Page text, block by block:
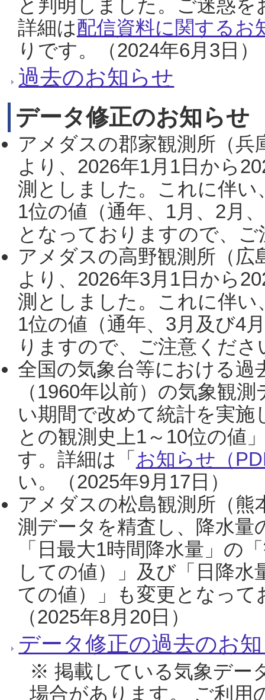
と判明しました。ご迷惑
詳細は配信資料に関するお
りです。（2024年6月3日）
過去のお知らせ
データ修正のお知らせ
アメダスの郡家観測所（
より、2026年1月1日から
測としました。これに伴い
1位の値（通年、1月、2月
となっておりますので、
アメダスの高野観測所（
より、2026年3月1日から
測としました。これに伴い
1位の値（通年、3月及び4
りますので、ご注意くだ
全国の気象台等における過
（1960年以前）の気象観
い期間で改めて統計を実
との観測史上1～10位の値
す。詳細は「 お知らせ（
い。（2025年9月17日）
アメダスの松島観測所（熊
測データを精査し、降水
「日最大1時間降水量」の
しての値）」及び「日降
ての値）」も変更となっ
（2025年8月20日）
データ修正の過去のお
※ 掲載している気象デー
場合があります。 ご利用